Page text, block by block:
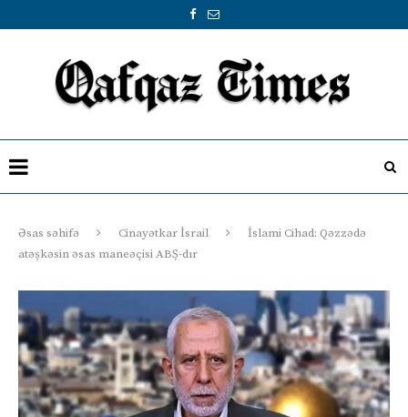
Əsas səhifə Cinayətkar İsrail
İslami Cihad: Qəzzədə
atəşkəsin əsas maneəçisi ABŞ-dır